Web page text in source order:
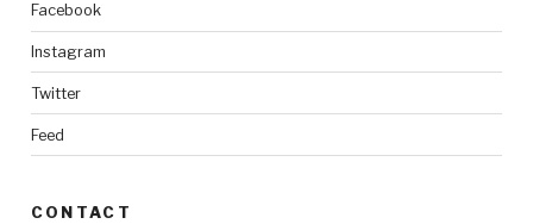
Facebook
Instagram
Twitter
Feed
CONTACT